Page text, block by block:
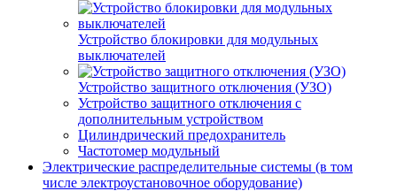
Устройство блокировки для модульных
выключателей
Устройство защитного отключения (УЗО)
Устройство защитного отключения с
дополнительным устройством
Цилиндрический предохранитель
Частотомер модульный
Электрические распределительные системы (в том
числе электроустановочное оборудование)